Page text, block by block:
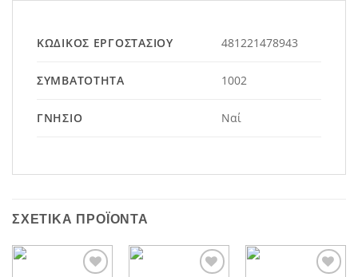
ΚΩΔΙΚΌΣ ΕΡΓΟΣΤΑΣΊΟΥ 481221478943
ΣΥΜΒΑΤΌΤΗΤΑ 1002
ΓΝΉΣΙΟ Ναί
ΣΧΕΤΙΚΆ ΠΡΟΪΌΝΤΑ